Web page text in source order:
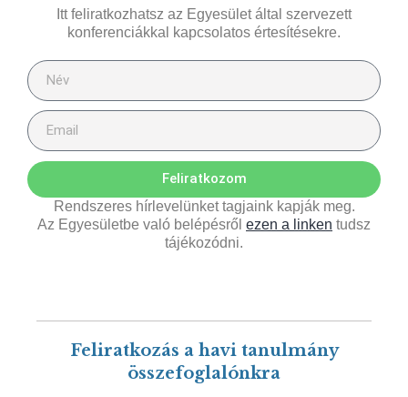
Itt feliratkozhatsz az Egyesület által szervezett
konferenciákkal kapcsolatos értesítésekre.
Feliratkozom
Rendszeres hírlevelünket tagjaink kapják meg.
Az Egyesületbe való belépésről ezen a linken tudsz
tájékozódni.
Feliratkozás a havi tanulmány
összefoglalónkra